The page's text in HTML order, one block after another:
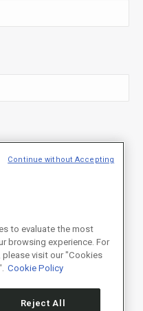
naPolítica de
described in the
Privacy
to evaluate the most
browsing experience. For
visit our "Cookies
Cookie Policy
Reject All
Continue without Accepting